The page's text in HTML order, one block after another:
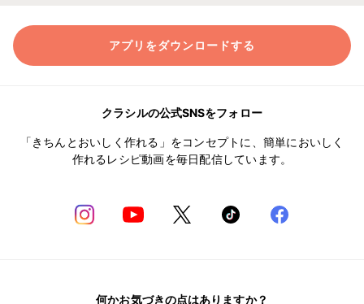
アプリをダウンロードする
クラシルの公式SNSをフォロー
「きちんとおいしく作れる」をコンセプトに、簡単においしく
作れるレシピ動画を毎日配信しています。
何かお気づきの点はありますか？